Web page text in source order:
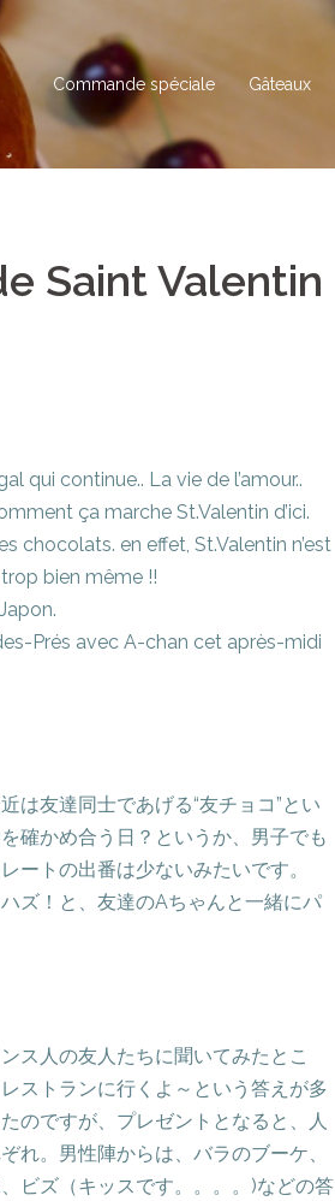
Commande spéciale Gâteaux
Saint Valentin
qui continue.. La vie de l’amour..
ça marche St.Valentin d’ici.
chocolats. en effet, St.Valentin n’est
bien même !!
Prés avec A-chan cet après-midi
は友達同士であげる“友チョコ”とい
確かめ合う日？というか、男子でも
ートの出番は少ないみたいです。
ズ！と、友達のAちゃんと一緒にパ
ス人の友人たちに聞いてみたとこ
ストランに行くよ～という答えが多
のですが、プレゼントとなると、人
れ。男性陣からは、バラのブーケ、
ビズ（キッスです。。。。)などの答